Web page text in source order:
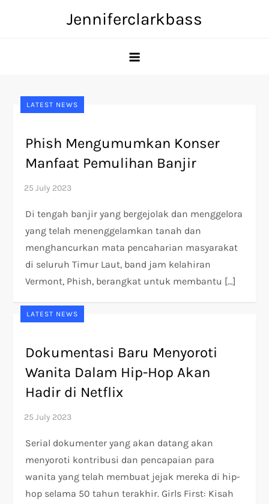
Jenniferclarkbass
LATEST NEWS
Phish Mengumumkan Konser
Manfaat Pemulihan Banjir
Di tengah banjir yang bergejolak dan menggelora
yang telah menenggelamkan tanah dan
menghancurkan mata pencaharian masyarakat
di seluruh Timur Laut, band jam kelahiran
Vermont, Phish, berangkat untuk membantu […]
LATEST NEWS
Dokumentasi Baru Menyoroti
Wanita Dalam Hip-Hop Akan
Hadir di Netflix
Serial dokumenter yang akan datang akan
menyoroti kontribusi dan pencapaian para
wanita yang telah membuat jejak mereka di hip-
hop selama 50 tahun terakhir. Girls First: Kisah